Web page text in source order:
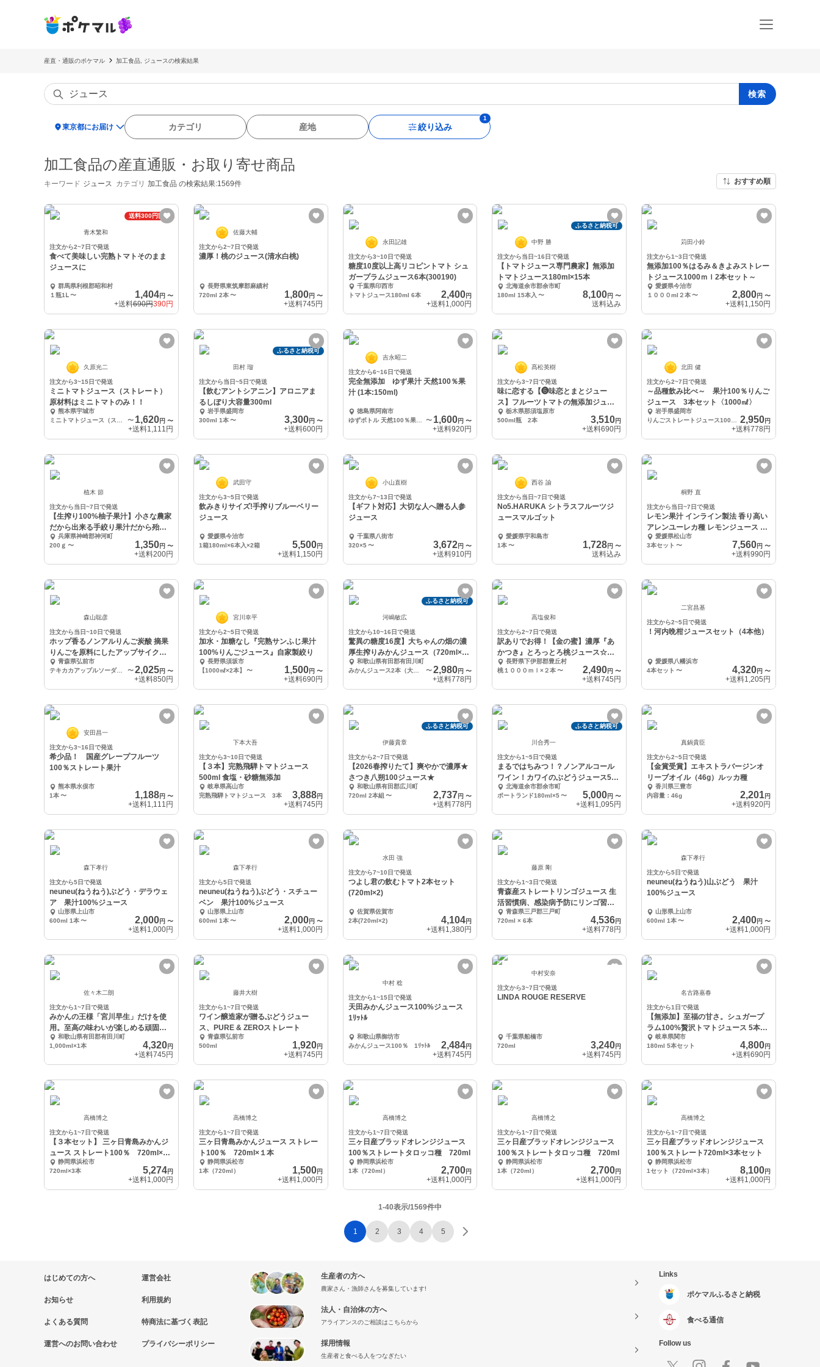
産直・通販のポケマル 加工食品, ジュースの検索結果
検索
location_on東京都にお届け カテゴリ 産地 絞り込み
加工食品の産直通販・お取り寄せ商品
キーワード ジュース カテゴリ 加工食品 の検索結果:1569件 おすすめ順
送料300円割引
青木繁和
注文から2~7日で発送
食べて美味しい完熟トマトそのまま
ジュースに
群馬県利根郡昭和村
１瓶1Ⅼ〜 1,404円 〜
+送料690円390円
佐藤大輔
注文から2~7日で発送
濃厚！桃のジュース(清水白桃)
長野県東筑摩郡麻績村
720ml 2本 〜 1,800円 〜
+送料745円
永田記雄
注文から3~10日で発送
糖度10度以上高リコピントマト シュ
ガープラムジュース6本(300190)
千葉県印西市
トマトジュース180ml 6本
2,400円
+送料1,000円
ふるさと納税可
中野 勝
注文から当日~16日で発送
【トマトジュース専門農家】無添加
トマトジュース180ml×15本
北海道余市郡余市町
180ml 15本入 〜 8,100円〜
送料込み
苅田小鈴
注文から1~3日で発送
無添加100％はるみ＆きよみストレー
トジュース1000ｍｌ2本セット～
愛媛県今治市
１０００ml２本〜 2,800円 〜
+送料1,150円
久原光二
注文から3~15日で発送
ミニトマトジュース（ストレート）
原材料はミニトマトのみ！！
熊本県宇城市
〜 1,620円 〜
+送料1,111円
ふるさと納税可
田村 瑠
注文から当日~5日で発送
【飲むアントシアニン】アロニアま
るしぼり大容量300ml
岩手県盛岡市
300ml 1本 〜 3,300円 〜
+送料600円
吉永昭二
注文から6~16日で発送
完全無添加 ゆず果汁 天然100％果
汁 (1本:150ml)
徳島県阿南市
ゆずボトル 天然100％果汁：２本セット
〜 1,600円〜
+送料920円
髙松英樹
注文から3~7日で発送
味に恋する【❻味恋とまとジュー
ス】フルーツトマトの無添加ジュー
ス 栃木県那須塩原市
500ml瓶 2本
3,510円
+送料690円
北田 健
注文から2~7日で発送
～品種飲み比べ～ 果汁100％りんご
ジュース 3本セット〈1000㎖〉
岩手県盛岡市
2,950円
+送料778円
植木 節
注文から当日~7日で発送
【生搾り100%柚子果汁】小さな農家
だから出来る手絞り果汁だから殆ど
苦味がありま
兵庫県神崎郡神河町
200ｇ 〜 1,350円 〜
+送料200円
武田守
注文から3~5日で発送
飲みきりサイズ!手搾りブルーベリー
ジュース
愛媛県今治市
1箱180ml×6本入×2箱
5,500円
+送料1,150円
小山直樹
注文から7~13日で発送
【ギフト対応】大切な人へ贈る人参
ジュース
千葉県八街市
320×5 〜 3,672円〜
+送料910円
西谷 諭
注文から当日~7日で発送
No5.HARUKA シトラスフルーツジ
ュースマルゴット
愛媛県宇和島市
1本 〜 1,728円〜
送料込み
桐野 直
注文から当日~7日で発送
レモン果汁 インライン製法 香り高い
アレンユーレカ種 レモンジュース 1L
大容量
愛媛県松山市
3本セット 〜 7,560円 〜
+送料990円
森山聡彦
注文から当日~10日で発送
ホップ香るノンアルりんご炭酸 摘果
りんごを原料にしたアップサイクル
ドリンク！
青森県弘前市
テキカカアップルソーダホップド 3本入
〜 2,025円 〜
+送料850円
宮川幸平
注文から2~5日で発送
加水・加糖なし『完熟サンふじ果汁
100%りんごジュース』自家製絞り
長野県須坂市
【1000㎖×2本】
〜 1,500円 〜
+送料690円
ふるさと納税可
河嶋敏広
注文から10~16日で発送
驚異の糖度16度】大ちゃんの畑の濃
厚生搾りみかんジュース（720ml×2
本・3本
和歌山県有田郡有田川町
みかんジュース2本（大瓶720ml）
〜 2,980円〜
+送料778円
高塩俊和
注文から2~7日で発送
訳ありでお得！【金の蜜】濃厚『あ
かつき』とろっとろ桃ジュース☆ギ
フト対応可
長野県下伊那郡豊丘村
桃１０００ｍｌ×２本 〜 2,490円〜
+送料745円
二宮昌基
注文から2~5日で発送
！河内晩柑ジュースセット（4本他）
愛媛県八幡浜市
4本セット 〜 4,320円 〜
+送料1,205円
安田昌一
注文から3~16日で発送
希少品！ 国産グレープフルーツ
100％ストレート果汁
熊本県水俣市
1本〜 1,188円 〜
+送料1,111円
下本大吾
注文から3~10日で発送
【３本】完熟飛騨トマトジュース
500ml 食塩・砂糖無添加
岐阜県高山市
完熟飛騨トマトジュース 3本
3,888円
+送料745円
ふるさと納税可
伊藤貴章
注文から2~7日で発送
【2026春搾りたて】爽やかで濃厚★
さつき八朔100ジュース★
和歌山県有田郡広川町
720ml 2本組 〜 2,737円〜
+送料778円
ふるさと納税可
川合秀一
注文から1~5日で発送
まるではちみつ！？ノンアルコール
ワイン！カワイのぶどうジュース5本
セット！
北海道余市郡余市町
ポートランド180ml×5 〜 5,000円〜
+送料1,095円
真鍋貴臣
注文から2~5日で発送
【金賞受賞】エキストラバージンオ
リーブオイル（46g）ルッカ種
香川県三豊市
内容量：46g
2,201円
+送料920円
森下孝行
注文から5日で発送
neuneu(ねうねう)ぶどう・デラウェ
ア 果汁100%ジュース
山形県上山市
600ml 1本〜 2,000円 〜
+送料1,000円
森下孝行
注文から5日で発送
neuneu(ねうねう)ぶどう・スチュー
ベン 果汁100%ジュース
山形県上山市
600ml 1本 〜 2,000円 〜
+送料1,000円
水田 強
注文から7~10日で発送
つよし君の飲むトマト2本セット
(720ml×2)
佐賀県佐賀市
2本(720ml×2)
4,104円
+送料1,380円
藤原 剛
注文から1~3日で発送
青森産ストレートリンゴジュース 生
活習慣病、感染病予防にリンゴ習慣
おススメです
青森県三戸郡三戸町
720ml × 6本
4,536円
+送料778円
森下孝行
注文から5日で発送
neuneu(ねうねう)山ぶどう 果汁
100%ジュース
山形県上山市
600ml 1本〜 2,400円 〜
+送料1,000円
佐々木二朗
注文から1~7日で発送
みかんの王様「宮川早生」だけを使
用。至高の味わいが楽しめる頑固み
かんジュース
和歌山県有田郡有田川町
1,000ml×1本
4,320円
+送料745円
藤井大樹
注文から1~7日で発送
ワイン醸造家が贈るぶどうジュー
ス、PURE & ZEROストレート
青森県弘前市
500ml
1,920円
+送料745円
中村 稔
注文から1~15日で発送
天田みかんジュース100%ジュース
1ﾘｯﾄﾙ
和歌山県御坊市
みかんジュース100％ 1ﾘｯﾄﾙ
2,484円
+送料745円
中村安奈
注文から3~7日で発送
LINDA ROUGE RESERVE
千葉県船橋市
720ml
3,240円
+送料745円
名古路嘉春
注文から1日で発送
【無添加】至福の甘さ。シュガープ
ラム100%贅沢トマトジュース 5本セ
ット岐阜県関市
180ml 5本セット
4,800円
+送料690円
高橋博之
注文から1~7日で発送
【３本セット】 三ヶ日青島みかんジ
ュース ストレート100％ 720ml×３
本 静岡県浜松市
720ml×3本
5,274円
+送料1,000円
高橋博之
注文から1~7日で発送
三ヶ日青島みかんジュース ストレー
ト100％ 720ml×１本
静岡県浜松市
1本（720ml）
1,500円
+送料1,000円
高橋博之
注文から1~7日で発送
三ヶ日産ブラッドオレンジジュース
100％ストレートタロッコ種 720ml
静岡県浜松市
1本（720ml）
2,700円
+送料1,000円
高橋博之
注文から1~7日で発送
三ヶ日産ブラッドオレンジジュース
100％ストレートタロッコ種 720ml
静岡県浜松市
1本（720ml）
2,700円
+送料1,000円
高橋博之
注文から1~7日で発送
三ヶ日産ブラッドオレンジジュース
100％ストレート720ml×3本セット
静岡県浜松市
1セット（720ml×3本）
8,100円
+送料1,000円
1-40表示/1569件中
1 2 3 4 5
はじめての方へ
お知らせ
よくある質問
運営へのお問い合わせ
運営会社
利用規約
特商法に基づく表記
プライバシーポリシー
生産者の方へ
農家さん・漁師さんを募集しています!
法人・自治体の方へ
アライアンスのご相談はこちらから
採用情報
生産者と食べる人をつなぎたい
Links
ポケマルふるさと納税
食べる通信
Follow us